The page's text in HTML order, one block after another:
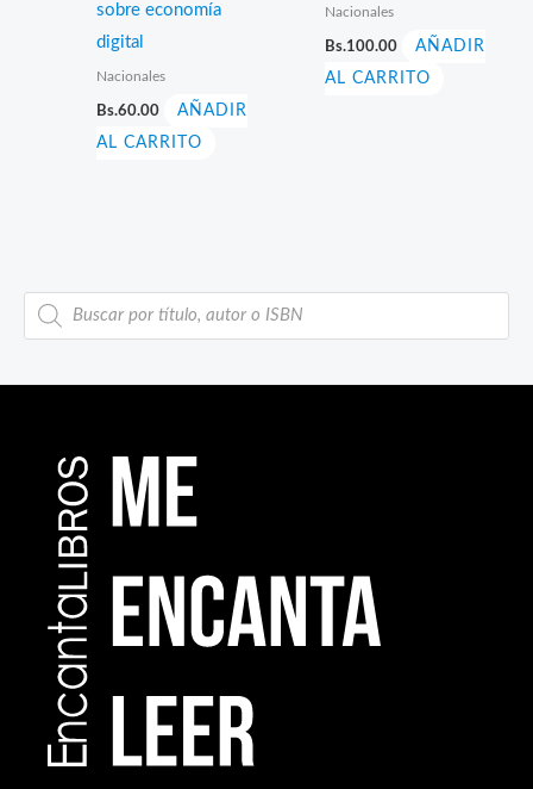
sobre economía
digital
Nacionales
Bs.60.00
AÑADIR
AL CARRITO
Nacionales
Bs.100.00
AÑADIR
AL CARRITO
B
e